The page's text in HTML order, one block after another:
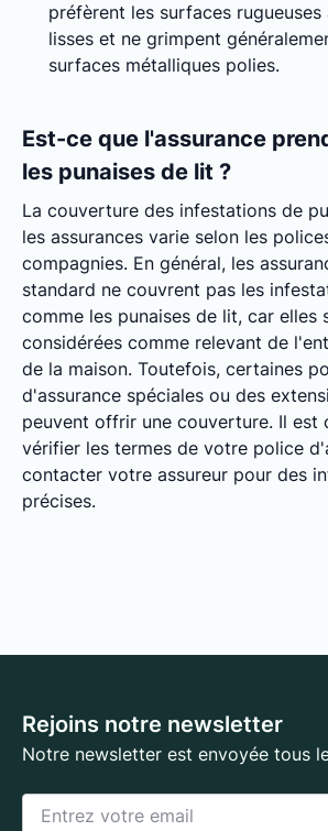
préfèrent les surfaces
lisses et ne grimpent
surfaces métalliques polies.
Est-ce que l'assurance
les punaises de lit ?
La couverture des infestations de
les assurances varie selon les
compagnies. En général, les
standard ne couvrent pas les
comme les punaises de lit, car elles
considérées comme relevant de
de la maison. Toutefois, certaines
d'assurance spéciales ou des
peuvent offrir une couverture. Il est
vérifier les termes de votre police
contacter votre assureur pour des
précises.
Rejoins notre newsletter
Notre newsletter est envoyée tous